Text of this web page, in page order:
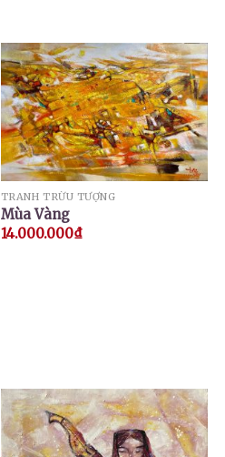
TRANH TRỪU TƯỢNG
Mùa Vàng
14.000.000₫